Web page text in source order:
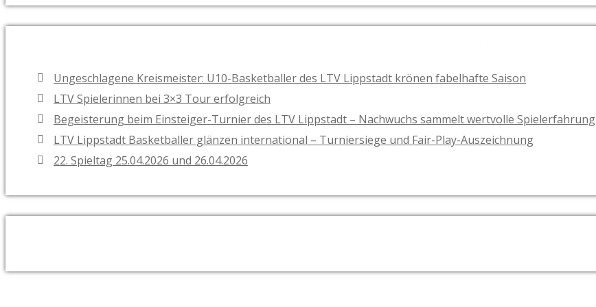
Ungeschlagene Kreismeister: U10-Basketballer des LTV Lippstadt krönen fabelhafte Saison
LTV Spielerinnen bei 3×3 Tour erfolgreich
Begeisterung beim Einsteiger-Turnier des LTV Lippstadt – Nachwuchs sammelt wertvolle Spielerfahrung
LTV Lippstadt Basketballer glänzen international – Turniersiege und Fair-Play-Auszeichnung
22. Spieltag 25.04.2026 und 26.04.2026